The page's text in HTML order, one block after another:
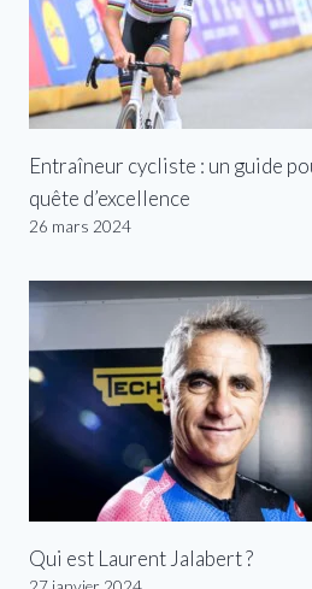
Entraîneur cycliste : un guide
quête d’excellence
26 mars 2024
Qui est Laurent Jalabert ?